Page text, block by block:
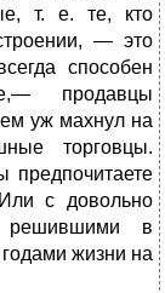
т. е. те, кто
— это
способен
продавцы
уж махнул на
торговцы.
предпочитаете
с довольно
решившими в
жизни на